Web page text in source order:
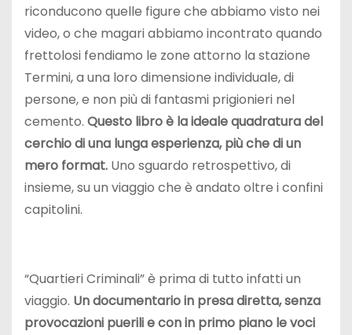
riconducono quelle figure che abbiamo visto nei
video, o che magari abbiamo incontrato quando
frettolosi fendiamo le zone attorno la stazione
Termini, a una loro dimensione individuale, di
persone, e non più di fantasmi prigionieri nel
cemento. Questo libro è la ideale quadratura del
cerchio di una lunga esperienza, più che di un
mero format. Uno sguardo retrospettivo, di
insieme, su un viaggio che è andato oltre i confini
capitolini.
“Quartieri Criminali” è prima di tutto infatti un
viaggio. Un documentario in presa diretta, senza
provocazioni puerili e con in primo piano le voci